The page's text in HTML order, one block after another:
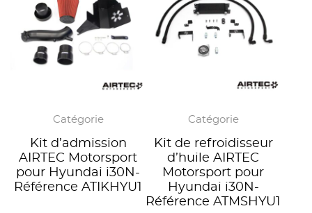
Catégorie
Kit d’admission
AIRTEC Motorsport
pour Hyundai i30N-
Référence ATIKHYU1
Catégorie
Kit de refroidisseur
d’huile AIRTEC
Motorsport pour
Hyundai i30N-
Référence ATMSHYU1